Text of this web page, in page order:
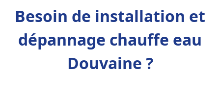
Besoin de installation et
dépannage chauffe eau
Douvaine ?